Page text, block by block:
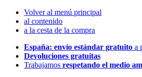
Volver al menú principal
al contenido
a la cesta de la compra
España: envío estándar gratuito a
Devoluciones gratuitas
Trabajamos respetando el medio